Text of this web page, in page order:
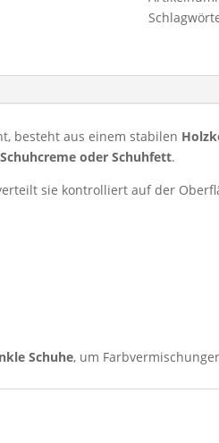
–
dunkle
besteht aus einem stabilen
Schuhcreme oder Schuhfett.
sie kontrolliert auf der
Schuhe, um